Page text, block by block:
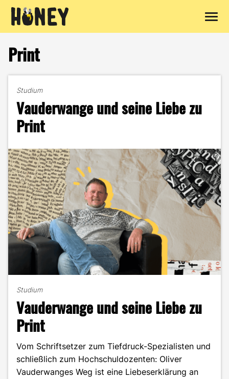
Inhalt
springen
Print
Studium
Vauderwange und seine Liebe zu
Print
Studium
Vauderwange und seine Liebe zu
Print
Vom Schriftsetzer zum Tiefdruck-Spezialisten und
schließlich zum Hochschuldozenten: Oliver
Vauderwanges Weg ist eine Liebeserklärung an